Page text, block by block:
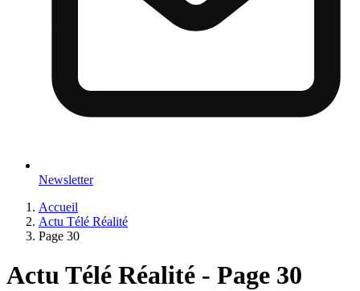
Newsletter
Accueil
Actu Télé Réalité
Page 30
Actu Télé Réalité - Page 30